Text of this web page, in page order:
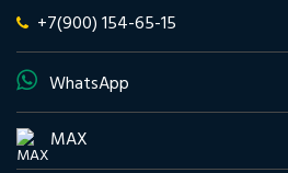
+7(900) 154-65-15
WhatsApp
MAX